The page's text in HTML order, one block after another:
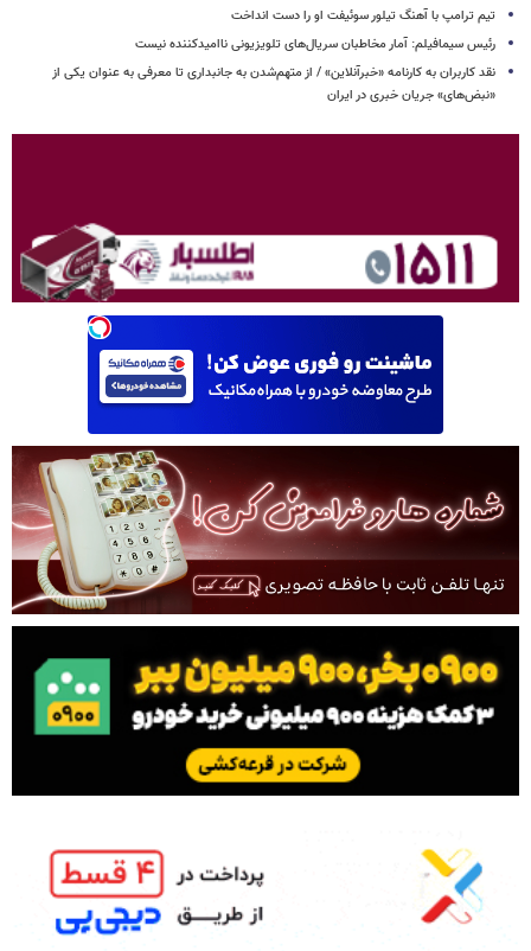
تیم ترامپ با آهنگ تیلور سوئیفت او را دست انداخت
رئیس سیمافیلم: آمار مخاطبان سریال‌های تلویزیونی ناامیدکننده نیست
نقد کاربران به کارنامه «خبرآنلاین» / از متهم‌شدن به جانبداری تا معرفی به عنوان یکی از
«نبض‌های» جریان خبری در ایران